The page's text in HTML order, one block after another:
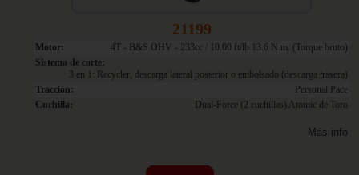
21199
Motor:
4T - B&S OHV - 233cc / 10.00 ft/lb 13.6 N.m. (Torque bruto)
Sistema de corte:
3 en 1: Recycler, descarga lateral posterior o embolsado (descarga trasera)
Tracción:
Personal Pace
Cuchilla:
Dual-Force (2 cuchillas) Atomic de Toro
Más info